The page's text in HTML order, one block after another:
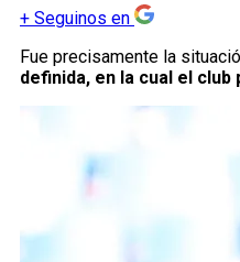
+ Seguinos en
Fue precisamente la
definida, en la cual el